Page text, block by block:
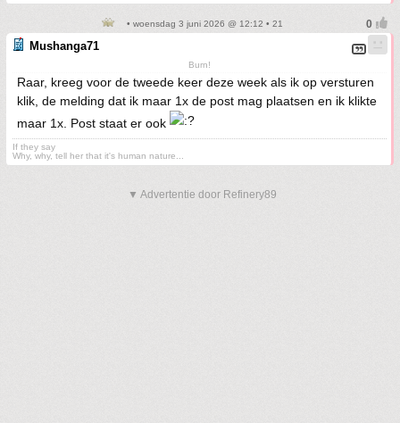
• woensdag 3 juni 2026 @ 12:12 • 21
Mushanga71
Burn!
Raar, kreeg voor de tweede keer deze week als ik op versturen
klik, de melding dat ik maar 1x de post mag plaatsen en ik klikte
maar 1x. Post staat er ook
If they say
Why, why, tell her that it's human nature...
▼ Advertentie door Refinery89